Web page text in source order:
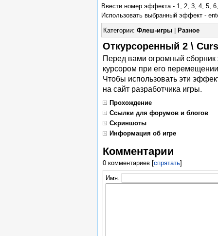
Ввести номер эффекта - 1, 2, 3, 4, 5,
Использовать выбранный эффект -
Категории: Флеш-игры| Разное
Откурсоренный 2 \
Перед вами огромный
курсором при его
Чтобы использовать эти
на сайт разработчика игры.
Прохождение
Ссылки для форумов и блогов
Скриншоты
Информация об игре
Комментарии
0 комментариев[спрятать]
Имя: